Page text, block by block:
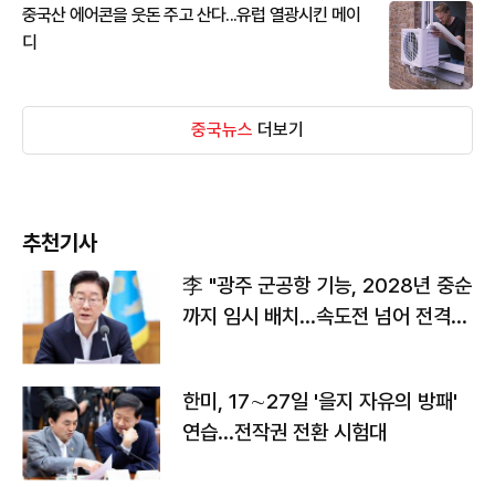
중국산 에어콘을 웃돈 주고 산다...유럽 열광시킨 메이
디
중국뉴스 더보기
추천기사
李 "광주 군공항 기능, 2028년 중순
까지 임시 배치…속도전 넘어 전격
한미, 17∼27일 '을지 자유의 방패'
연습…전작권 전환 시험대